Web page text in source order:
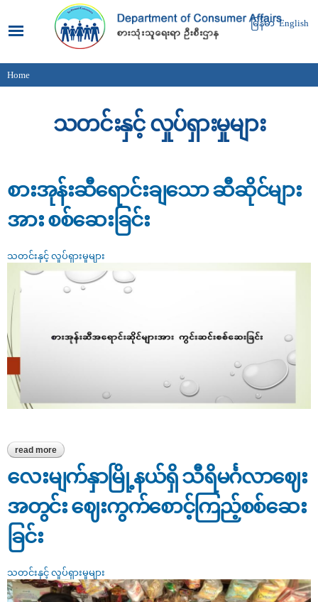
main
content
မြန်မာ English
You are here
Home
သတင်းနှင့် လှုပ်ရှားမှုများ
စားအုန်းဆီရောင်းချသော ဆီဆိုင်များ
အား စစ်ဆေးခြင်း
သတင်းနှင့် လှုပ်ရှားမှုများ
read more about စားအုန်းဆီရောင်းချသော ဆီဆိုင်များအား စစ်ဆေးခြင်း
လေးမျက်နှာမြို့နယ်ရှိ သီရိမင်္ဂလာဈေး
အတွင်း ဈေးကွက်စောင့်ကြည့်စစ်ဆေး
ခြင်း
သတင်းနှင့် လှုပ်ရှားမှုများ